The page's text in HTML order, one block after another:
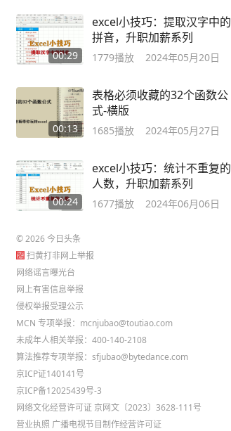
00:29
excel小技巧：提取汉字中的
拼音，升职加薪系列
1779播放 2024年05月20日
00:13
表格必须收藏的32个函数公
式-横版
1685播放 2024年05月27日
00:24
excel小技巧：统计不重复的
人数，升职加薪系列
1677播放 2024年06月06日
©2026今日头条
扫黄打非网上举报
网络谣言曝光台
网上有害信息举报
侵权举报受理公示
MCN 专项举报：mcnjubao@toutiao.com
未成年人相关举报：400-140-2108
算法推荐专项举报：sfjubao@bytedance.com
京ICP证140141号
京ICP备12025439号-3
网络文化经营许可证 京网文〔2023〕3628-111号
营业执照 广播电视节目制作经营许可证